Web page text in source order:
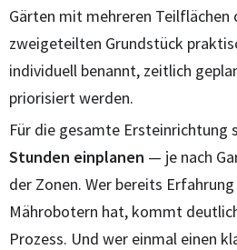
Gärten mit mehreren Teilflächen
zweigeteilten Grundstück
individuell benannt, zeitlich
priorisiert werden.
Für die gesamte Ersteinrichtung
Stunden einplanen — je nach
der Zonen. Wer bereits
Mährobotern hat, kommt
Prozess. Und wer einmal einen